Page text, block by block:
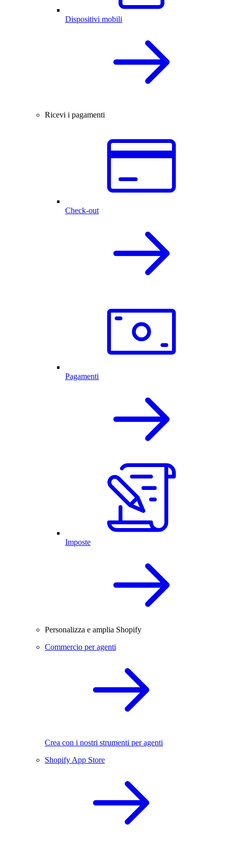
Dispositivi mobili
Ricevi i pagamenti
Check-out
Pagamenti
Imposte
Personalizza e amplia Shopify
Commercio per agenti
Crea con i nostri strumenti per agenti
Shopify App Store